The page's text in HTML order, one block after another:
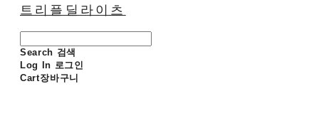
트리플딜라이츠
Search 검색
Log In 로그인
Cart장바구니